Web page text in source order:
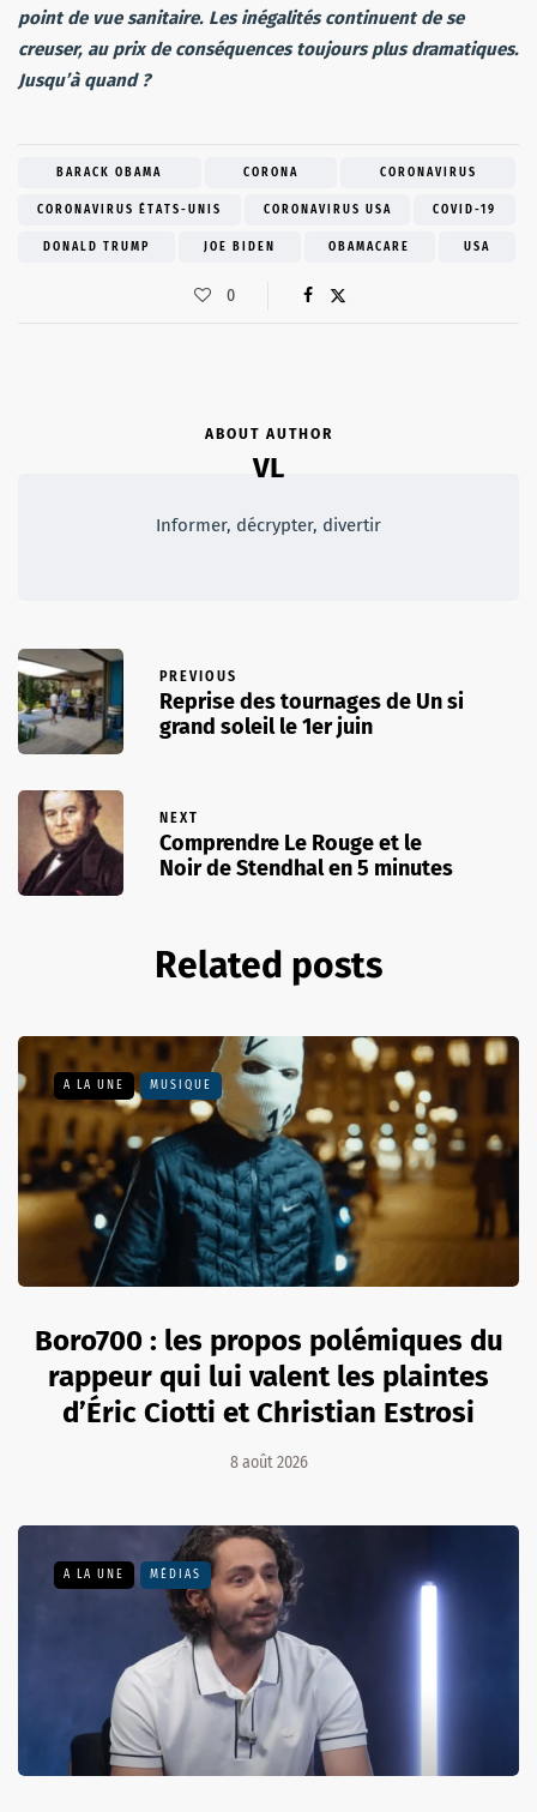
point de vue sanitaire. Les inégalités continuent de se
creuser, au prix de conséquences toujours plus dramatiques.
Jusqu’à quand ?
BARACK OBAMA CORONA CORONAVIRUS
CORONAVIRUS ÉTATS-UNIS CORONAVIRUS USA COVID-19
DONALD TRUMP JOE BIDEN OBAMACARE USA
0
ABOUT AUTHOR
VL
Informer, décrypter, divertir
PREVIOUS
Reprise des tournages de Un si
grand soleil le 1er juin
NEXT
Comprendre Le Rouge et le
Noir de Stendhal en 5 minutes
Related posts
A LA UNE MUSIQUE
Boro700 : les propos polémiques du
rappeur qui lui valent les plaintes
d’Éric Ciotti et Christian Estrosi
8 août 2026
A LA UNE MÉDIAS